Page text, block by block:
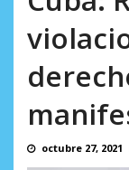
octubre 27, 2021